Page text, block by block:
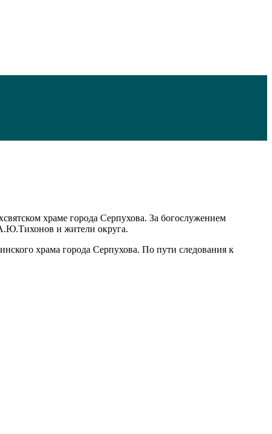
храме города Серпухова. За богослужением
и жители округа.
храма города Серпухова. По пути следования к